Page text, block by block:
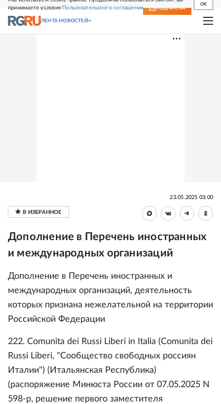
принимаете условия Пользовательского соглашения
OK
СВЕЖИЙ НОМЕР ПОДПИСКА
ЛЕНТА НОВОСТЕЙ
23.05.2025 03:00
Дополнение в Перечень иностранных
и международных организаций
Дополнение в Перечень иностранных и
международных организаций, деятельность
которых признана нежелательной на территории
Российской Федерации
222. Comunita dei Russi Liberi in Italia (Comunita dei
Russi Liberi, "Сообщество свободных россиян
Италии") (Итальянская Республика)
(распоряжение Минюста России от 07.05.2025 N
598-р, решение первого заместителя